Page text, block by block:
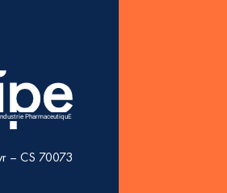
PharmaceutiquE
– CS 70073